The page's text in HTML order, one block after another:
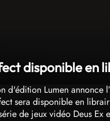
disponible en
d'édition Lumen annonce
sera disponible en
de jeux vidéo Deus